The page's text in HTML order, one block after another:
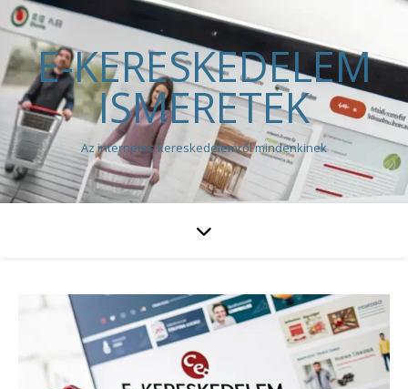
E-KERESKEDELEM
ISMERETEK
Az internetes kereskedelemről mindenkinek